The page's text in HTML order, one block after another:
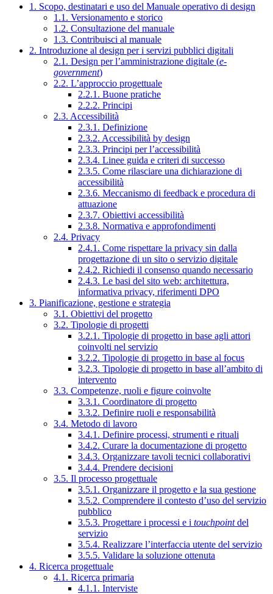
1. Scopo, destinatari e uso del Manuale operativo di design
1.1. Versionamento e storico
1.2. Consultazione del manuale
1.3. Contribuisci al manuale
2. Introduzione al design per i servizi pubblici digitali
2.1. Design per l’amministrazione digitale (e-
government)
2.2. L’approccio progettuale
2.2.1. Buone pratiche
2.2.2. Principi
2.3. Accessibilità
2.3.1. Definizione
2.3.2. Accessibilità by design
2.3.3. Principi per l’accessibilità
2.3.4. Linee guida e criteri di successo
2.3.5. Come rilasciare una dichiarazione di
accessibilità
2.3.6. Meccanismo di feedback e procedura di
attuazione
2.3.7. Obiettivi accessibilità
2.3.8. Normativa e approfondimenti
2.4. Privacy
2.4.1. Come rispettare la privacy sin dalla
progettazione di un sito o servizio digitale
2.4.2. Richiedi il consenso quando necessario
2.4.3. Le basi del sito web: architettura,
informativa privacy, riferimenti DPO
3. Pianificazione, gestione e strategia
3.1. Obiettivi del progetto
3.2. Tipologie di progetti
3.2.1. Tipologie di progetto in base agli attori
coinvolti nel servizio
3.2.2. Tipologie di progetto in base al focus
3.2.3. Tipologie di progetto in base all’ambito di
intervento
3.3. Competenze, ruoli e figure coinvolte
3.3.1. Coordinatore di progetto
3.3.2. Definire ruoli e responsabilità
3.4. Metodo di lavoro
3.4.1. Definire processi, strumenti e rituali
3.4.2. Curare la documentazione di progetto
3.4.3. Organizzare tavoli tecnici collaborativi
3.4.4. Prendere decisioni
3.5. Il processo progettuale
3.5.1. Organizzare il progetto e la sua gestione
3.5.2. Comprendere il contesto d’uso del servizio
pubblico
3.5.3. Progettare i processi e i touchpointdel
servizio
3.5.4. Realizzare l’interfaccia utente del servizio
3.5.5. Validare la soluzione ottenuta
4. Ricerca progettuale
4.1. Ricerca primaria
4.1.1. Interviste